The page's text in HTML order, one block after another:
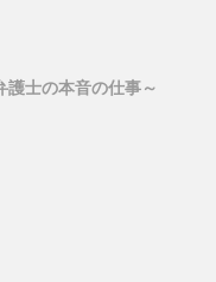
護士の本音の仕事～